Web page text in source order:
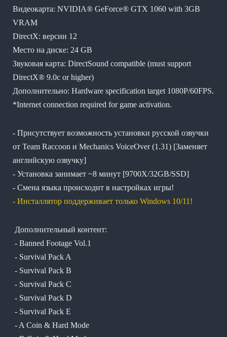
Видеокарта: NVIDIA® GeForce® GTX 1060 with 3GB
VRAM
DirectX: версии 12
Место на диске: 24 GB
Звуковая карта: DirectSound compatible (must support
DirectX® 9.0c or higher)
Дополнительно: Hardware specification target 1080P/60FPS.
*Internet connection required for game activation.
- Присутствует возможность установки русской озвучки
от Team Raccoon и Mechanics VoiceOver (1.31) [Заменяет
английскую озвучку]
- Установка занимает ~8 минут [9700X/32GB/SSD]
- Смена языка происходит в настройках игры!
- Инсталлятор поддерживает только Windows 10/11!
Дополнительный контент:
- Banned Footage Vol.1
- Survival Pack A
- Survival Pack B
- Survival Pack C
- Survival Pack D
- Survival Pack E
- A Coin & Hard Mode